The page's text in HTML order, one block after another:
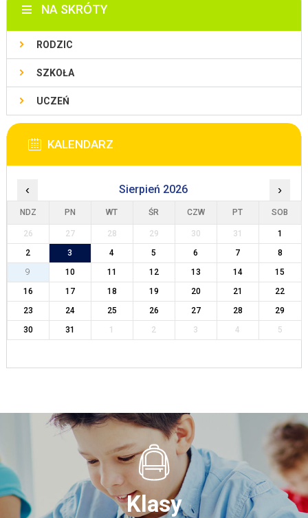
NA SKRÓTY
RODZIC
SZKOŁA
UCZEŃ
KALENDARZ
‹ Sierpień 2026 ›
NDZ PN WT ŚR CZW PT SOB
26 27 28 29 30 31
1
2
3 4 5 6 7
8
9
10 11 12 13 14
15
16
17 18 19 20 21
22
23
24 25 26 27 28
29
30
31 1 2 3 4 5
Klasy